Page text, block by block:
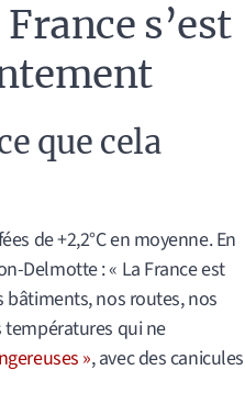
s’est
que cela
de +2,2°C en moyenne. En
Delmotte : « La France est
bâtiments, nos routes, nos
températures qui ne
», avec des canicules